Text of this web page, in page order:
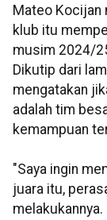
Mateo Kocijan
klub itu
musim 2024/
Dikutip dari
mengatakan
adalah tim
kemampuan
"Saya ingin
juara itu,